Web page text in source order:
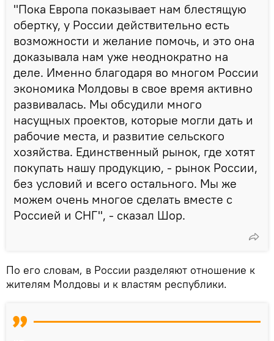
"Пока Европа показывает нам блестящую
обертку, у России действительно есть
возможности и желание помочь, и это она
доказывала нам уже неоднократно на
деле. Именно благодаря во многом России
экономика Молдовы в свое время активно
развивалась. Мы обсудили много
насущных проектов, которые могли дать и
рабочие места, и развитие сельского
хозяйства. Единственный рынок, где хотят
покупать нашу продукцию, - рынок России,
без условий и всего остального. Мы же
можем очень многое сделать вместе с
Россией и СНГ", - сказал Шор.
По его словам, в России разделяют отношение к
жителям Молдовы и к властям республики.